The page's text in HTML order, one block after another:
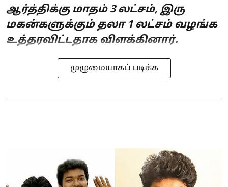
ஆர்த்திக்கு மாதம் 3 லட்சம், இரு
மகன்களுக்கும் தலா 1 லட்சம் வழங்க
உத்தரவிட்டதாக விளக்கினார்.
முழுமையாகப் படிக்க